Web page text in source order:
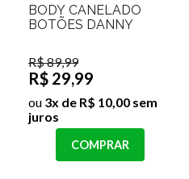
BODY CANELADO
BOTÕES DANNY
R$ 89,99
R$ 29,99
ou 3x de R$ 10,00 sem
juros
COMPRAR